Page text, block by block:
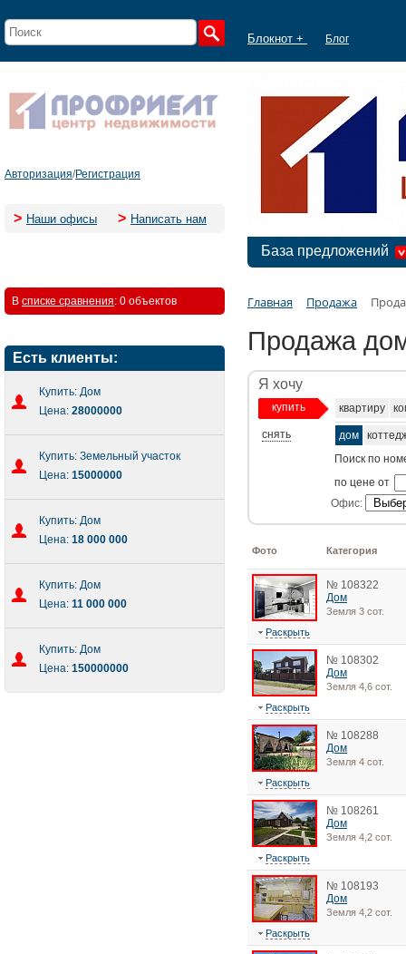
Блокнот + Блог
Авторизация/Регистрация
> Наши офисы > Написать нам
База предложений
В списке сравнения: 0 объектов
Есть клиенты:
Купить: Дом
Цена: 28000000
Купить: Земельный участок
Цена: 15000000
Купить: Дом
Цена: 18 000 000
Купить: Дом
Цена: 11 000 000
Купить: Дом
Цена: 150000000
Главная Продажа
Продажа
Я хочу
купить
снять
квартиру
дом
Поиск по
по цене от
Офис:
Фото Категория
№ 108322
Дом
Земля 3 сот.
Раскрыть
№ 108302
Дом
Земля 4,6 сот.
Раскрыть
№ 108288
Дом
Земля 4 сот.
Раскрыть
№ 108261
Дом
Земля 4,2 сот.
Раскрыть
№ 108193
Дом
Земля 4,2 сот.
Раскрыть